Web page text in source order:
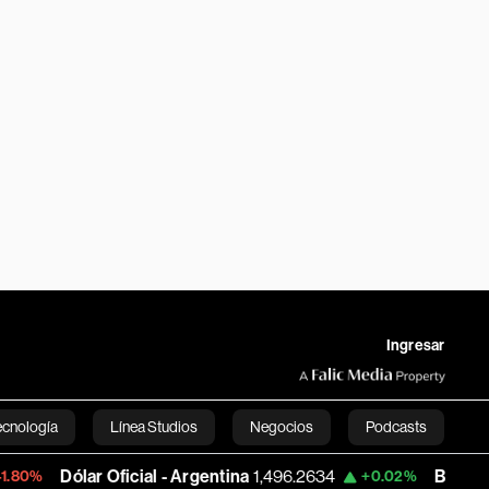
Ingresar
Línea Studios Negocios Podcasts
English
Oficial - Argentina 1,496.2634 +0.02% BTC/USD